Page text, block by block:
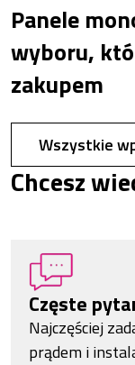
Panele
wyboru,
zakupem
Wszystkie
Chcesz
Częste
Najczęściej
prądem i